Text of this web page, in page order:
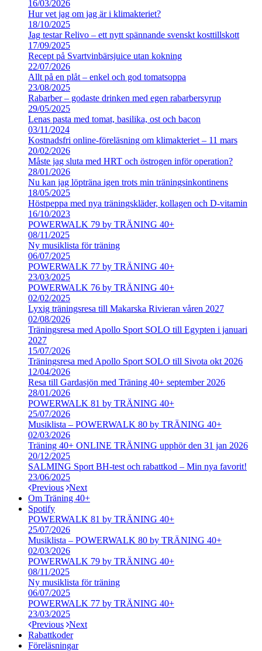
16/03/2026
Hur vet jag om jag är i klimakteriet?
18/10/2025
Jag testar Relivo – ett nytt spännande svenskt kosttillskott
17/09/2025
Recept på Svartvinbärsjuice utan kokning
22/07/2026
Allt på en plåt – enkel och god tomatsoppa
23/08/2025
Rabarber – godaste drinken med egen rabarbersyrup
29/05/2025
Lenas pasta med tomat, basilika, ost och bacon
03/11/2024
Kostnadsfri online-föreläsning om klimakteriet – 11 mars
20/02/2026
Måste jag sluta med HRT och östrogen inför operation?
28/01/2026
Nu kan jag löpträna igen trots min träningsinkontinens
18/05/2025
Höstpeppa med nya träningskläder, kollagen och D-vitamin
16/10/2023
POWERWALK 79 by TRÄNING 40+
08/11/2025
Ny musiklista för träning
06/07/2025
POWERWALK 77 by TRÄNING 40+
23/03/2025
POWERWALK 76 by TRÄNING 40+
02/02/2025
Lyxig träningsresa till Makarska Rivieran våren 2027
02/08/2026
Träningsresa med Apollo Sport SOLO till Egypten i januari
2027
15/07/2026
Träningsresa med Apollo Sport SOLO till Sivota okt 2026
12/04/2026
Resa till Gardasjön med Träning 40+ september 2026
28/01/2026
POWERWALK 81 by TRÄNING 40+
25/07/2026
Musiklista – POWERWALK 80 by TRÄNING 40+
02/03/2026
Träning 40+ ONLINE TRÄNING upphör den 31 jan 2026
20/12/2025
SALMING Sport BH-test och rabattkod – Min nya favorit!
23/06/2025
Previous Next
Om Träning 40+
Spotify
POWERWALK 81 by TRÄNING 40+
25/07/2026
Musiklista – POWERWALK 80 by TRÄNING 40+
02/03/2026
POWERWALK 79 by TRÄNING 40+
08/11/2025
Ny musiklista för träning
06/07/2025
POWERWALK 77 by TRÄNING 40+
23/03/2025
Previous Next
Rabattkoder
Föreläsningar